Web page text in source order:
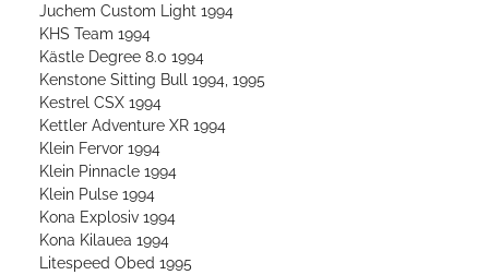
Juchem Custom Light 1994
KHS Team 1994
Kästle Degree 8.0 1994
Kenstone Sitting Bull 1994, 1995
Kestrel CSX 1994
Kettler Adventure XR 1994
Klein Fervor 1994
Klein Pinnacle 1994
Klein Pulse 1994
Kona Explosiv 1994
Kona Kilauea 1994
Litespeed Obed 1995